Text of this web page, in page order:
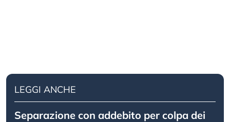
LEGGI ANCHE
Separazione con addebito per colpa dei